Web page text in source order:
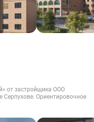
от застройщика ООО
Серпухове. Ориентировочное